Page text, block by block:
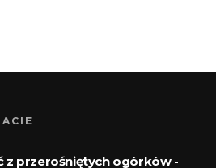
z przerośniętych ogórków -